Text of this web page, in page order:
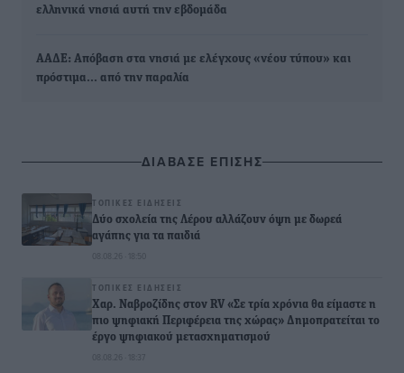
ελληνικά νησιά αυτή την εβδομάδα
ΑΑΔΕ: Απόβαση στα νησιά με ελέγχους «νέου τύπου» και
πρόστιμα… από την παραλία
ΔΙΑΒΑΣΕ ΕΠΙΣΗΣ
ΤΟΠΙΚΈΣ ΕΙΔΉΣΕΙΣ
Δύο σχολεία της Λέρου αλλάζουν όψη με δωρεά
αγάπης για τα παιδιά
08.08.26 · 18:50
ΤΟΠΙΚΈΣ ΕΙΔΉΣΕΙΣ
Χαρ. Ναβροζίδης στον RV «Σε τρία χρόνια θα είμαστε η
πιο ψηφιακή Περιφέρεια της χώρας» Δημοπρατείται το
έργο ψηφιακού μετασχηματισμού
08.08.26 · 18:37